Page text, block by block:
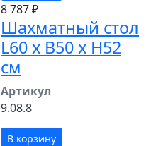
8 787 ₽
Шахматный стол
L60 х B50 x H52
см
Артикул
9.08.8
В корзину